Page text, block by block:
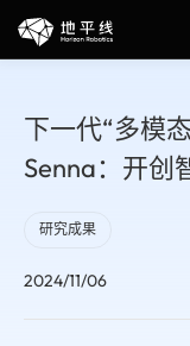
下一代“多模
Senna：开创
2024/11/06
研究成果